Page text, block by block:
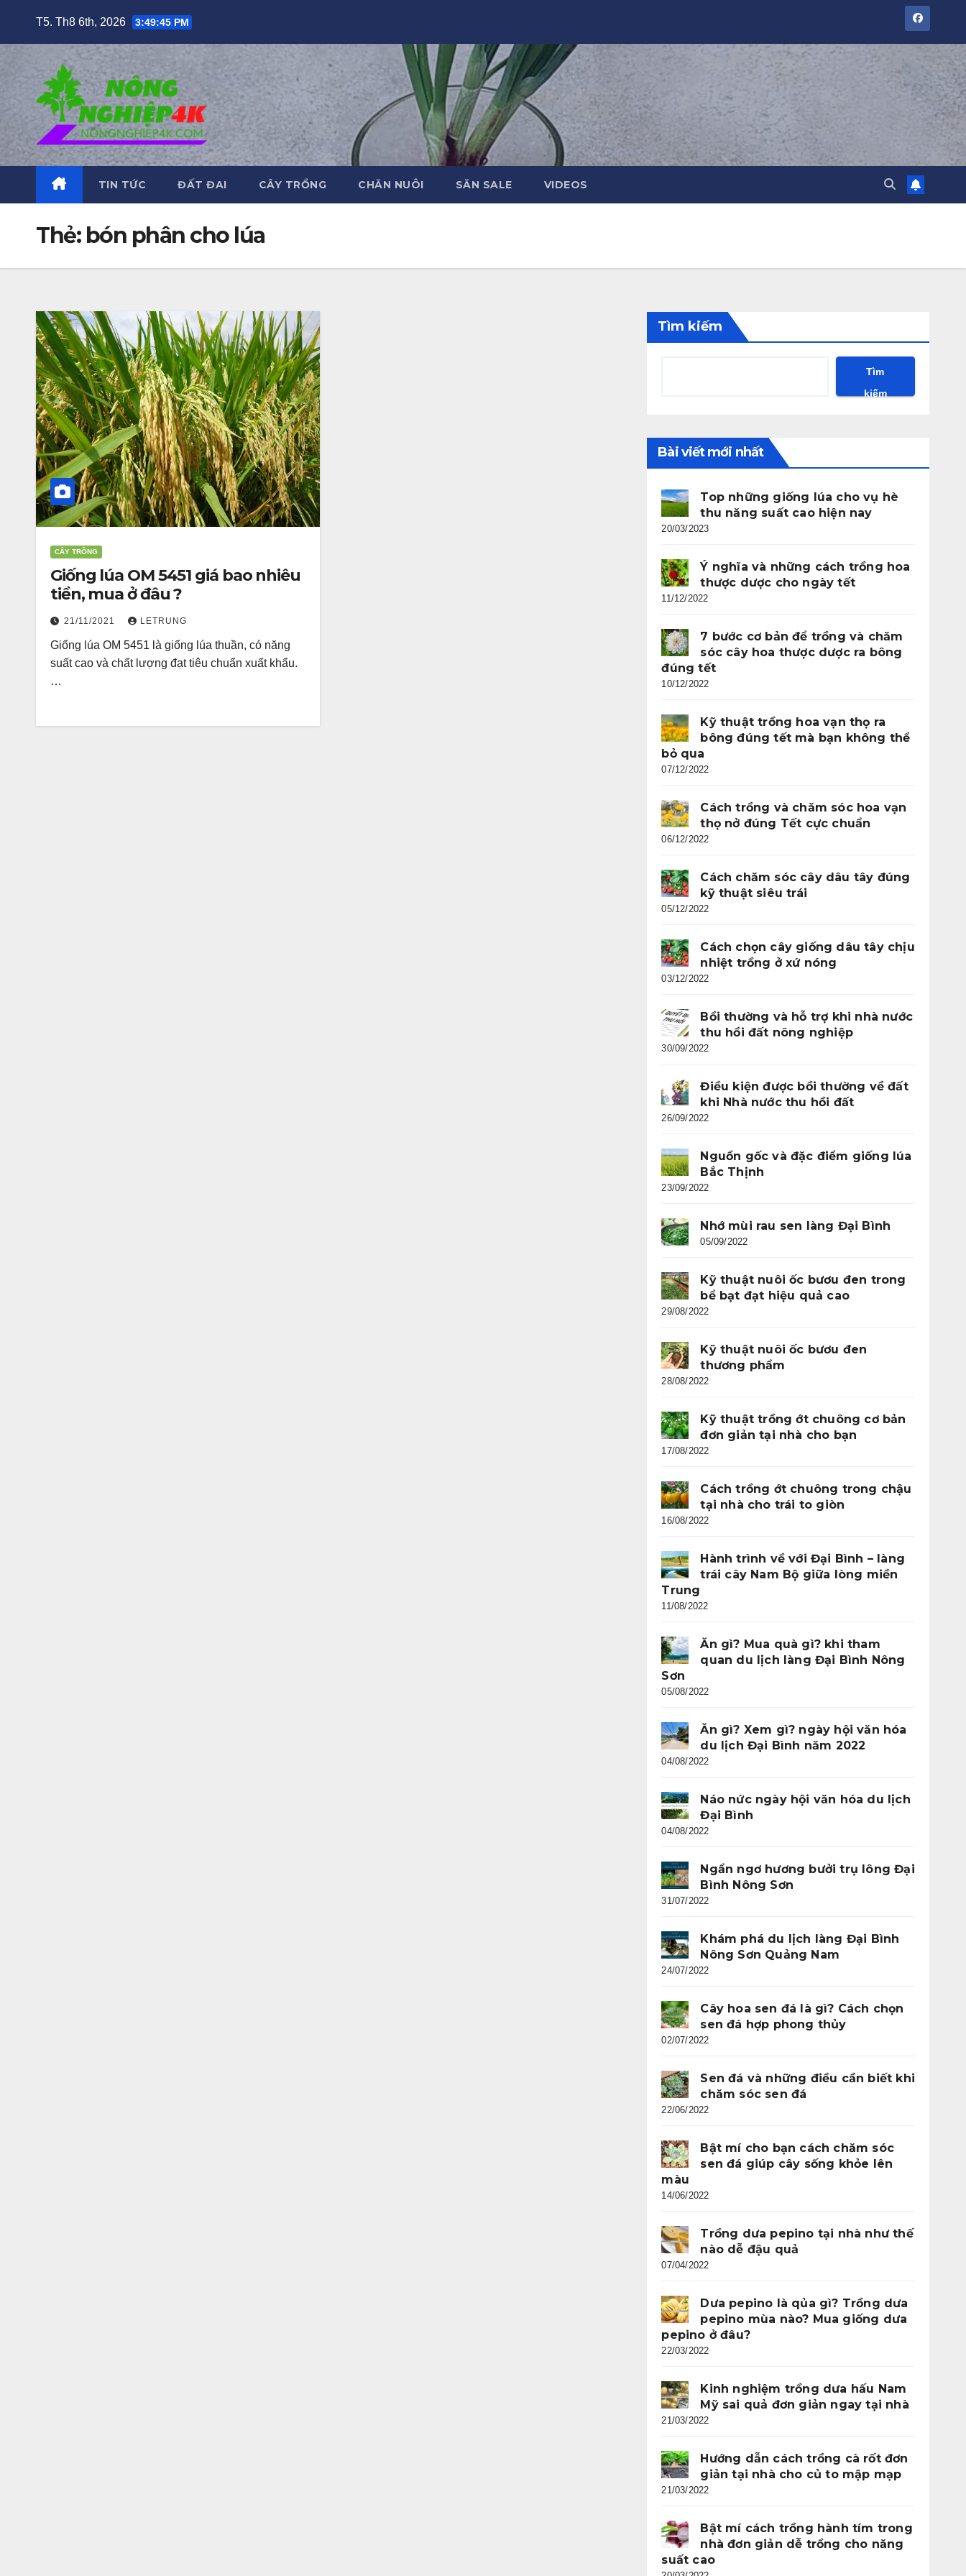
T5. Th8 6th, 2026 3:49:46 PM
TIN TỨC ĐẤT ĐAI CÂY TRỒNG CHĂN NUÔI SĂN SALE VIDEOS
Thẻ: bón phân cho lúa
CÂY TRỒNG
Giống lúa OM 5451 giá bao nhiêu
tiền, mua ở đâu ?
21/11/2021 LETRUNG
Giống lúa OM 5451 là giống lúa thuần, có năng
suất cao và chất lượng đạt tiêu chuẩn xuất khẩu.
…
Tìm kiếm
Tìm
kiếm
Bài viết mới nhất
Top những giống lúa cho vụ hè
thu năng suất cao hiện nay
20/03/2023
Ý nghĩa và những cách trồng hoa
thược dược cho ngày tết
11/12/2022
7 bước cơ bản để trồng và chăm
sóc cây hoa thược dược ra bông
đúng tết
10/12/2022
Kỹ thuật trồng hoa vạn thọ ra
bông đúng tết mà bạn không thể
bỏ qua
07/12/2022
Cách trồng và chăm sóc hoa vạn
thọ nở đúng Tết cực chuẩn
06/12/2022
Cách chăm sóc cây dâu tây đúng
kỹ thuật siêu trái
05/12/2022
Cách chọn cây giống dâu tây chịu
nhiệt trồng ở xứ nóng
03/12/2022
Bồi thường và hỗ trợ khi nhà nước
thu hồi đất nông nghiệp
30/09/2022
Điều kiện được bồi thường về đất
khi Nhà nước thu hồi đất
26/09/2022
Nguồn gốc và đặc điểm giống lúa
Bắc Thịnh
23/09/2022
Nhớ mùi rau sen làng Đại Bình
05/09/2022
Kỹ thuật nuôi ốc bươu đen trong
bể bạt đạt hiệu quả cao
29/08/2022
Kỹ thuật nuôi ốc bươu đen
thương phẩm
28/08/2022
Kỹ thuật trồng ớt chuông cơ bản
đơn giản tại nhà cho bạn
17/08/2022
Cách trồng ớt chuông trong chậu
tại nhà cho trái to giòn
16/08/2022
Hành trình về với Đại Bình – làng
trái cây Nam Bộ giữa lòng miền
Trung
11/08/2022
Ăn gì? Mua quà gì? khi tham
quan du lịch làng Đại Bình Nông
Sơn
05/08/2022
Ăn gì? Xem gì? ngày hội văn hóa
du lịch Đại Bình năm 2022
04/08/2022
Náo nức ngày hội văn hóa du lịch
Đại Bình
04/08/2022
Ngẩn ngơ hương bưởi trụ lông Đại
Bình Nông Sơn
31/07/2022
Khám phá du lịch làng Đại Bình
Nông Sơn Quảng Nam
24/07/2022
Cây hoa sen đá là gì? Cách chọn
sen đá hợp phong thủy
02/07/2022
Sen đá và những điều cần biết khi
chăm sóc sen đá
22/06/2022
Bật mí cho bạn cách chăm sóc
sen đá giúp cây sống khỏe lên
màu
14/06/2022
Trồng dưa pepino tại nhà như thế
nào dễ đậu quả
07/04/2022
Dưa pepino là qủa gì? Trồng dưa
pepino mùa nào? Mua giống dưa
pepino ở đâu?
22/03/2022
Kinh nghiệm trồng dưa hấu Nam
Mỹ sai quả đơn giản ngay tại nhà
21/03/2022
Hướng dẫn cách trồng cà rốt đơn
giản tại nhà cho củ to mập mạp
21/03/2022
Bật mí cách trồng hành tím trong
nhà đơn giản dễ trồng cho năng
suất cao